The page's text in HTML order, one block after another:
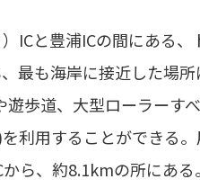
ICと豊浦ICの間にある
最も海岸に接近した場
歩道、大型ローラーす
利用することができる
ら、約8.1kmの所にある。